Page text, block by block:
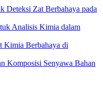
Deteksi Zat Berbahaya pada
Analisis Kimia dalam
Kimia Berbahaya di
Komposisi Senyawa Bahan